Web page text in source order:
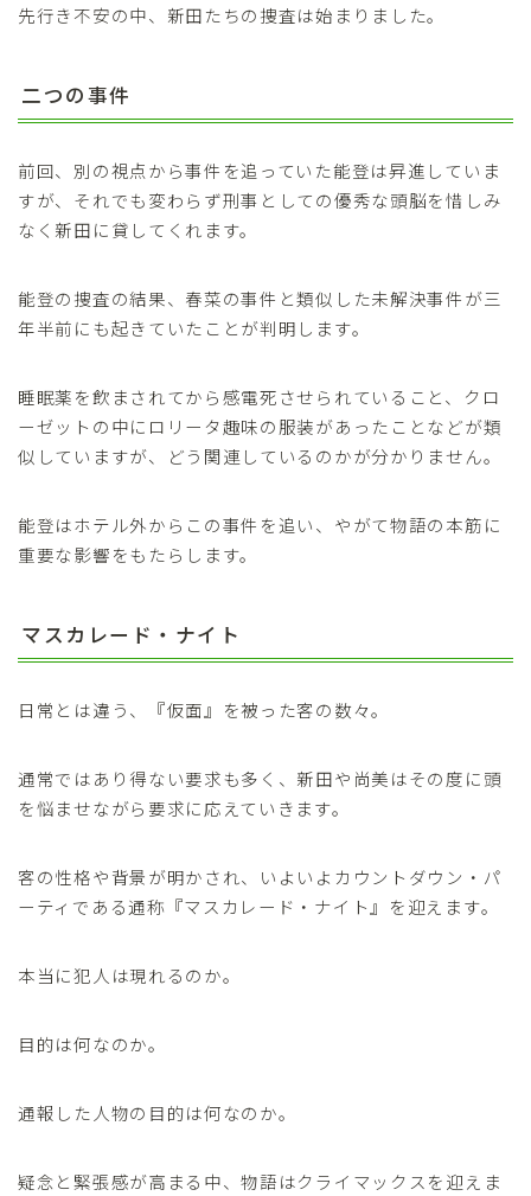
先行き不安の中、新田たちの捜査は始まりました。
二つの事件
前回、別の視点から事件を追っていた能登は昇進していま
すが、それでも変わらず刑事としての優秀な頭脳を惜しみ
なく新田に貸してくれます。
能登の捜査の結果、春菜の事件と類似した未解決事件が三
年半前にも起きていたことが判明します。
睡眠薬を飲まされてから感電死させられていること、クロ
ーゼットの中にロリータ趣味の服装があったことなどが類
似していますが、どう関連しているのかが分かりません。
能登はホテル外からこの事件を追い、やがて物語の本筋に
重要な影響をもたらします。
マスカレード・ナイト
日常とは違う、『仮面』を被った客の数々。
通常ではあり得ない要求も多く、新田や尚美はその度に頭
を悩ませながら要求に応えていきます。
客の性格や背景が明かされ、いよいよカウントダウン・パ
ーティである通称『マスカレード・ナイト』を迎えます。
本当に犯人は現れるのか。
目的は何なのか。
通報した人物の目的は何なのか。
疑念と緊張感が高まる中、物語はクライマックスを迎えま